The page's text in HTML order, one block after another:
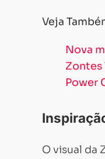
Veja
Nova
Zontes
Power
O visual da